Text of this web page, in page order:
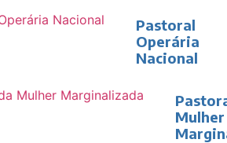
Pastoral
Operária
Nacional
Mulher